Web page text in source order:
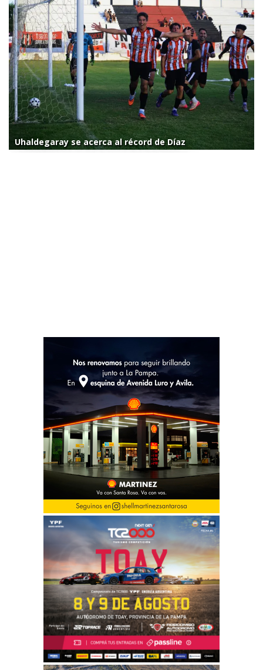
Uhaldegaray se acerca al récord de Díaz